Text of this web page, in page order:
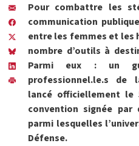
Pour combattre les
communication
entre les femmes et les
nombre d’outils à
Parmi eux : un
professionnel.le.s de
lancé officiellement le
convention signée par
parmi lesquelles
Défense.